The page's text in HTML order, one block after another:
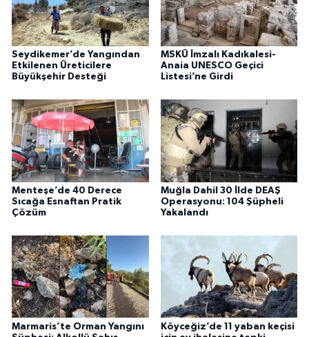
Seydikemer’de Yangından
Etkilenen Üreticilere
Büyükşehir Desteği
MSKÜ İmzalı Kadıkalesi-
Anaia UNESCO Geçici
Listesi’ne Girdi
Menteşe’de 40 Derece
Sıcağa Esnaftan Pratik
Çözüm
Muğla Dahil 30 İlde DEAŞ
Operasyonu: 104 Şüpheli
Yakalandı
Marmaris’te Orman Yangını
Köyceğiz’de 11 yaban keçisi